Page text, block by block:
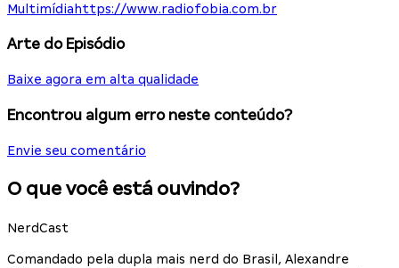
Multimídia https://www.radiofobia.com.br
Arte do Episódio
Baixe agora em alta qualidade
Encontrou algum erro neste conteúdo?
Envie seu comentário
O que você está ouvindo?
NerdCast
Comandado pela dupla mais nerd do Brasil, Alexandre